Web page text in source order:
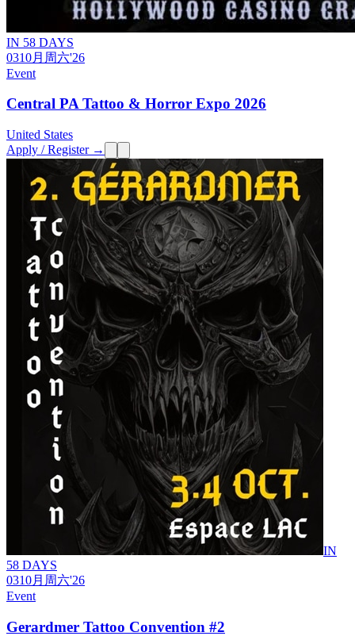
IN 58 DAYS
0310月 周六'26
Event
Central PA Tattoo & Horror Expo 2026
United States
Apply / Register →
IN
58 DAYS
0310月 周六'26
Event
Gerardmer Tattoo Convention #2